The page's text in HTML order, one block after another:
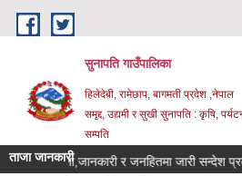
Skip to main content
सुनापति गाउँपालिका
हिलेदेबी, रामेछाप, बागमती प्रदेश ,नेपाल
समृद्द, उद्यमी र सुखी सुनापति : कृषि, पर्यटन
सम्पति
ताजा जानकारी
सूचना,जानकारी र जनहितमा जारी सन्देश